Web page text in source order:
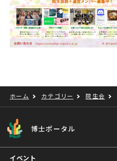
ホーム カテゴリー 院生会
博士ポータル
イベント